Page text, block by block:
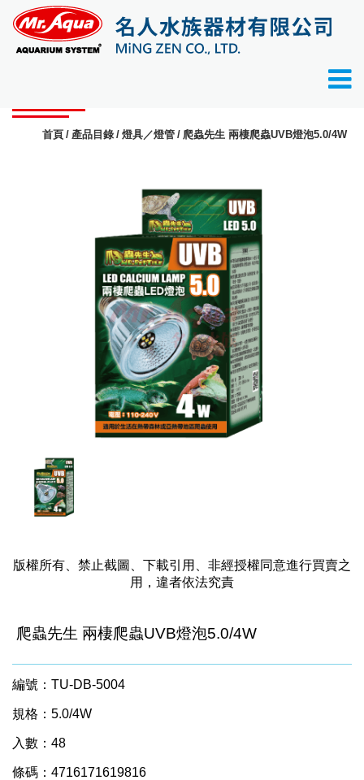
首頁 產品目錄 燈具／燈管 爬蟲先生 兩棲爬蟲UVB燈泡5.0/4W
版權所有、禁止截圖、下載引用、非經授權同意進行買賣之
用，違者依法究責
爬蟲先生 兩棲爬蟲UVB燈泡5.0/4W
編號：TU-DB-5004
規格：5.0/4W
入數：48
條碼：4716171619816